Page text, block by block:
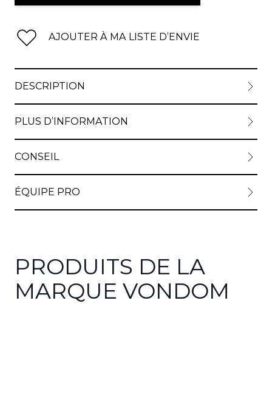
AJOUTER À MA LISTE D’ENVIE
DESCRIPTION
PLUS D’INFORMATION
CONSEIL
ÉQUIPE PRO
PRODUITS DE LA
MARQUE VONDOM